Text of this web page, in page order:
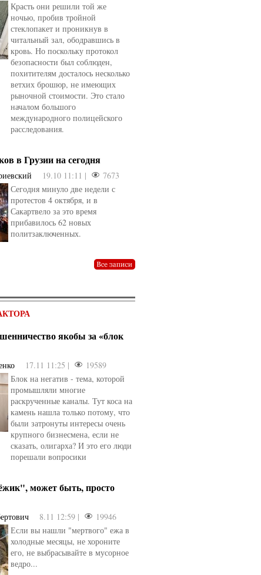
от kotyaravesel
Красть они решили той же
ночью, пробив тройной
стеклопакет и проникнув в
читальный зал, ободравшись в
кровь. Но поскольку протокол
безопасности был соблюден,
похитителям досталось несколько
ветхих брошюр, не имеющих
рыночной стоимости. Это стало
началом большого
международного полицейского
расследования.
в Грузии на сегодня
19.10 11:11 |
7673
Сегодня минуло две недели с
протестов 4 октября, и в
Сакартвело за это время
прибавилось 62 новых
политзаключенных.
якобы за «блок
17.11 11:25 |
19589
Блок на негатив - тема, которой
промышляли многие
раскрученные каналы. Тут коса на
камень нашла только потому, что
были затронуты интересы очень
крупного бизнесмена, если не
сказать, олигарха? И это его люди
порешали вопросики
может быть, просто
8.11 12:59 |
19946
Если вы нашли "мертвого" ежа в
холодные месяцы, не хороните
его, не выбрасывайте в мусорное
ведро...